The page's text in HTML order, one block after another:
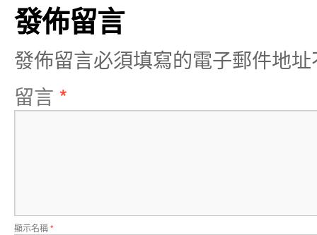
發佈留言
發佈留言必須填寫的電子郵件地
留言 *
顯示名稱*